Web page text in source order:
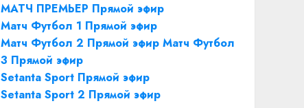
МАТЧ ПРЕМЬЕР Прямой эфир
Матч Футбол 1 Прямой эфир
Матч Футбол 2 Прямой эфир Матч Футбол
3 Прямой эфир
Setanta Sport Прямой эфир
Setanta Sport 2 Прямой эфир